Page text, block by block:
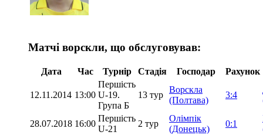
Матчі ворскли, що обслуговував:
Дата Час Турнір Стадія Господар Рахунок
12.11.2014 13:00
Першість
U-19.
Група Б
13 тур
Ворскла
(Полтава)
3:4
28.07.2018 16:00
Першість
U-21
2 тур
Олімпік
(Донецьк)
0:1